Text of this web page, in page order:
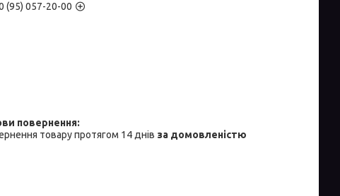
(95) 057-20-00
товару протягом 14 днів за домовленістю